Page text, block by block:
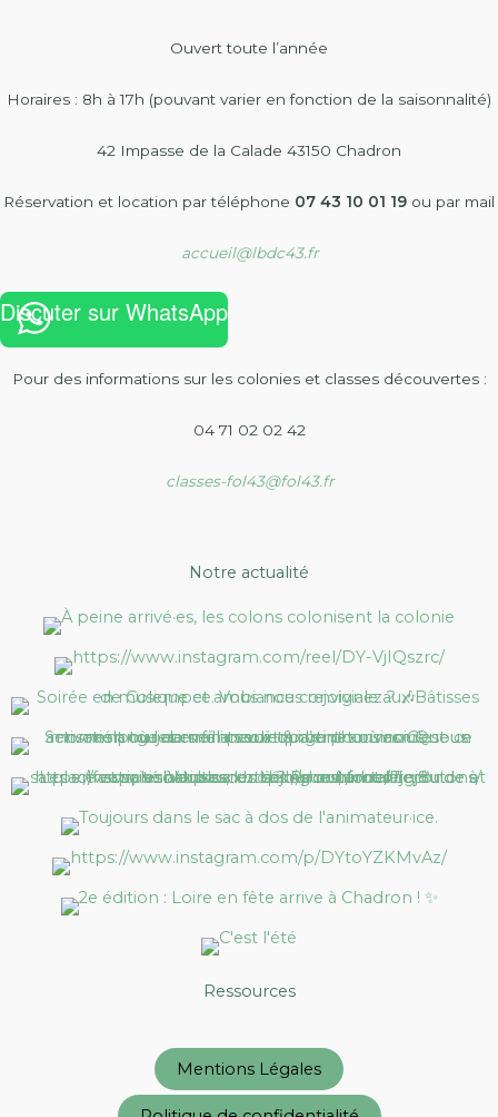
Ouvert toute l’année
Horaires : 8h à 17h (pouvant varier en fonction de la saisonnalité)
42 Impasse de la Calade 43150 Chadron
Réservation et location par téléphone 07 43 10 01 19 ou par mail
accueil@lbdc43.fr
Discuter sur WhatsApp
Pour des informations sur les colonies et classes découvertes :
04 71 02 02 42
classes-fol43@fol43.fr
Notre actualité
Ressources
Mentions Légales